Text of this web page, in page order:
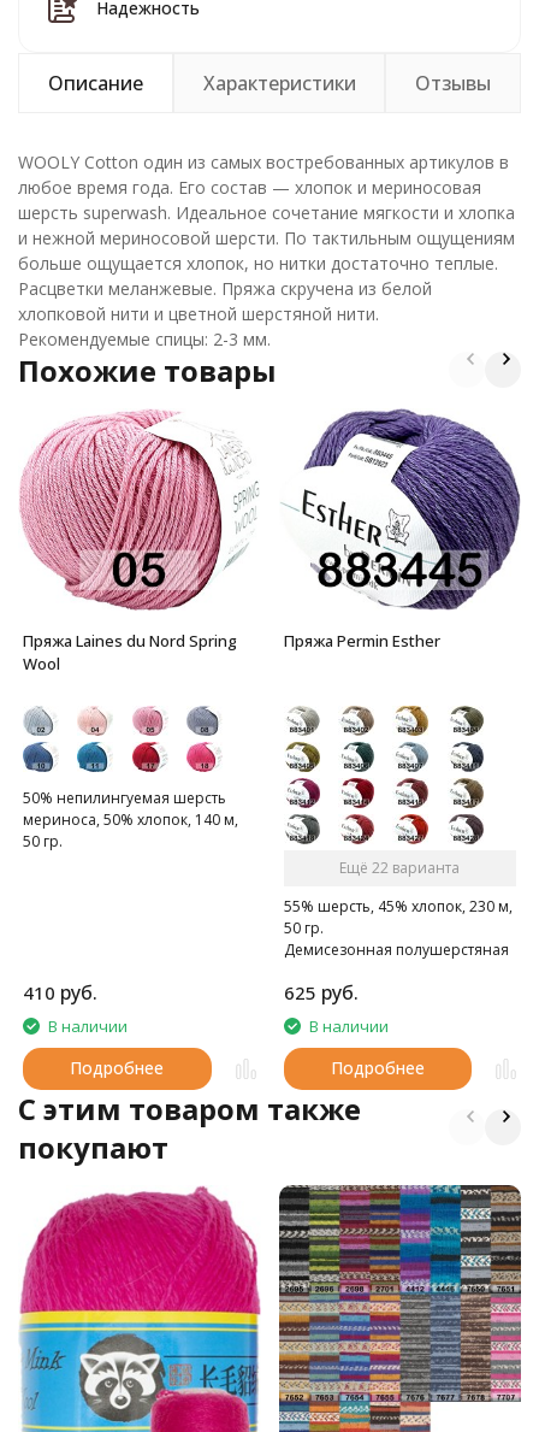
Надежность
Описание Характеристики Отзывы
WOOLY Cotton один из самых востребованных артикулов в
любое время года. Его состав — хлопок и мериносовая
шерсть superwash. Идеальное сочетание мягкости и хлопка
и нежной мериносовой шерсти. По тактильным ощущениям
больше ощущается хлопок, но нитки достаточно теплые.
Расцветки меланжевые. Пряжа скручена из белой
хлопковой нити и цветной шерстяной нити.
Рекомендуемые спицы: 2-3 мм.
Похожие товары
Пряжа Laines du Nord Spring
Wool
50% непилингуемая шерсть
мериноса, 50% хлопок, 140 м,
50 гр.
410 руб.
В наличии
Подробнее
Пряжа Permin Esther
Ещё 22 варианта
55% шерсть, 45% хлопок, 230 м,
50 гр.
Демисезонная полушерстяная
625 руб.
В наличии
Подробнее
C этим товаром также
покупают